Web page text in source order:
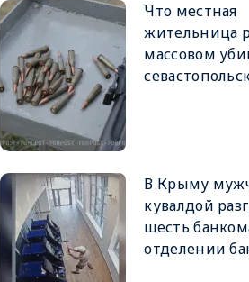
Что местная
жительница
массовом
В Крыму
кувалдой
шесть
отделении